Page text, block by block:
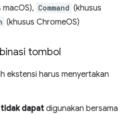
macOS), Command (khusus
(khusus ChromeOS)
tombol
ekstensi harus menyertakan
tidak dapat digunakan bersama